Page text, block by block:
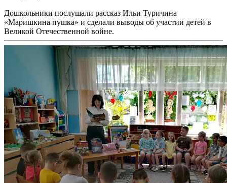
Дошкольники послушали рассказ Ильи Туричина
«Маришкина пушка» и сделали выводы об участии детей в
Великой Отечественной войне.